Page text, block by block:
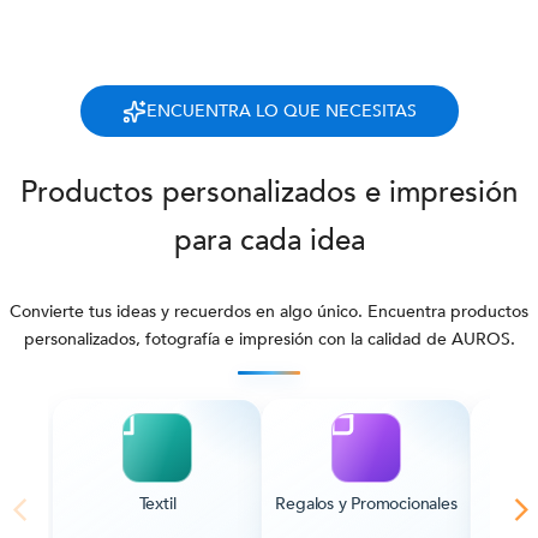
ENCUENTRA LO QUE NECESITAS
Productos personalizados e impresión
para cada idea
Convierte tus ideas y recuerdos en algo único. Encuentra productos
personalizados, fotografía e impresión con la calidad de AUROS.
Textil Regalos y Promocionales